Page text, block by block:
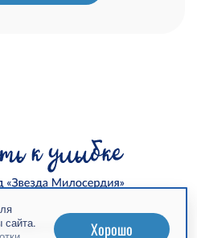
сайта.
Хорошо